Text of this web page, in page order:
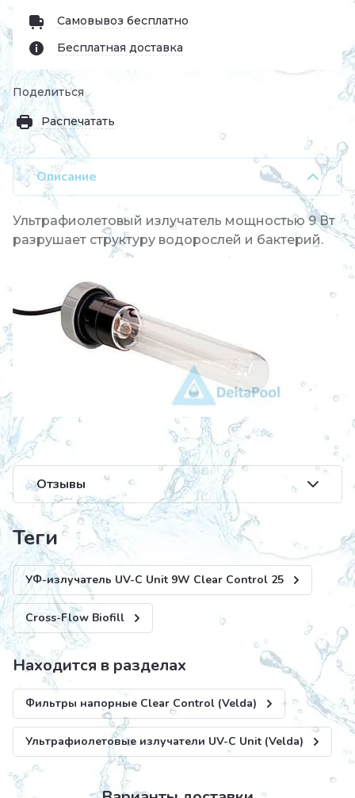
Самовывоз бесплатно
Бесплатная доставка
Поделиться
Распечатать
Описание
Ультрафиолетовый излучатель мощностью 9 Вт
разрушает структуру водорослей и бактерий.
Отзывы
теги
УФ-излучатель UV-C Unit 9W Clear Control 25
Cross-Flow Biofill
Находится в разделах
Фильтры напорные Clear Control (Velda)
Ультрафиолетовые излучатели UV-C Unit (Velda)